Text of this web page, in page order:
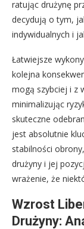
ratując drużynę
decydują o tym,
indywidualnych i
Łatwiejsze
kolejna
mogą szybciej i z
minimalizując
skuteczne
jest absolutnie
stabilności
drużyny i jej
wrażenie, że
Wzrost
Drużyny: